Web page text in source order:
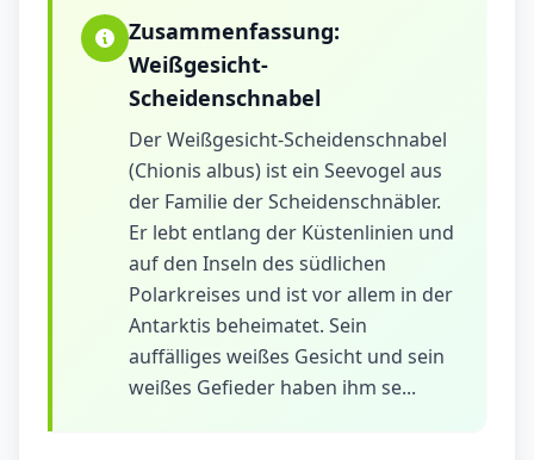
Zusammenfassung:
Weißgesicht-
Scheidenschnabel
Der Weißgesicht-Scheidenschnabel
(Chionis albus) ist ein Seevogel aus
der Familie der Scheidenschnäbler.
Er lebt entlang der Küstenlinien und
auf den Inseln des südlichen
Polarkreises und ist vor allem in der
Antarktis beheimatet. Sein
auffälliges weißes Gesicht und sein
weißes Gefieder haben ihm se...